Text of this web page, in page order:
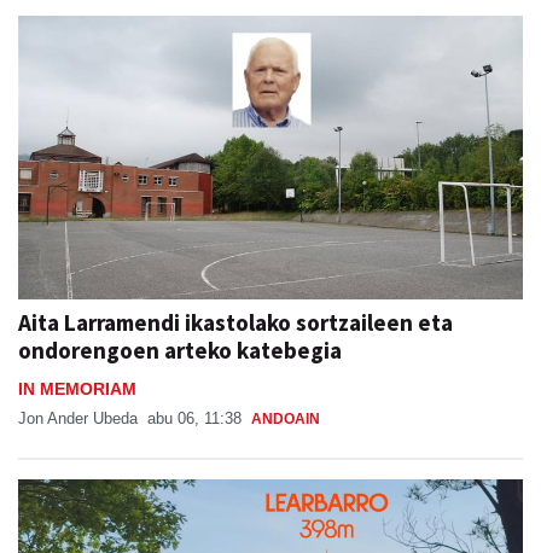
Aita Larramendi ikastolako sortzaileen eta
ondorengoen arteko katebegia
IN MEMORIAM
Jon Ander Ubeda abu 06, 11:38 ANDOAIN